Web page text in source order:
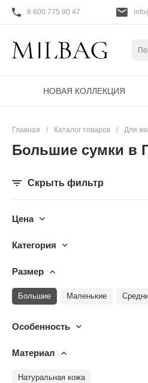
8 800 775 90 47
НОВАЯ КОЛЛЕКЦИЯ
Главная / Каталог товаров / Для
Большие сумки в
Скрыть фильтр
Цена
Категория
Размер
Большие Маленькие
Особенность
Материал
Натуральная кожа